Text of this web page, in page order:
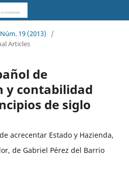
19 (2013)
/
Articles
de
y contabilidad
de siglo
acrecentar Estado y Hazienda,
de Gabriel Pérez del Barrio